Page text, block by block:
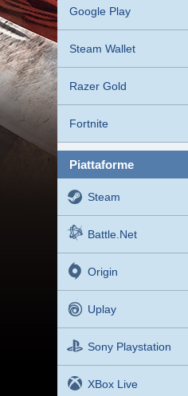
Google Play
Steam Wallet
Razer Gold
Fortnite
piattaforme
Steam
Battle.net
Origin
Uplay
Sony Playstation
XBox Live